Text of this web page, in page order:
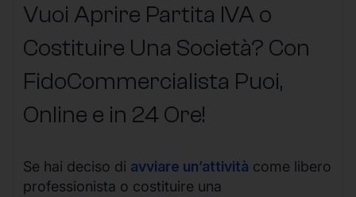
Vuoi Aprire Partita IVA o
Costituire Una Società? Con
FidoCommercialista Puoi,
Online e in 24 Ore!
Se hai deciso di avviare un’attività come libero
professionista o costituire una